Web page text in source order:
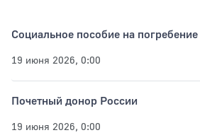
Социальное пособие на погребение
19 июня 2026, 0:00
Почетный донор России
19 июня 2026, 0:00